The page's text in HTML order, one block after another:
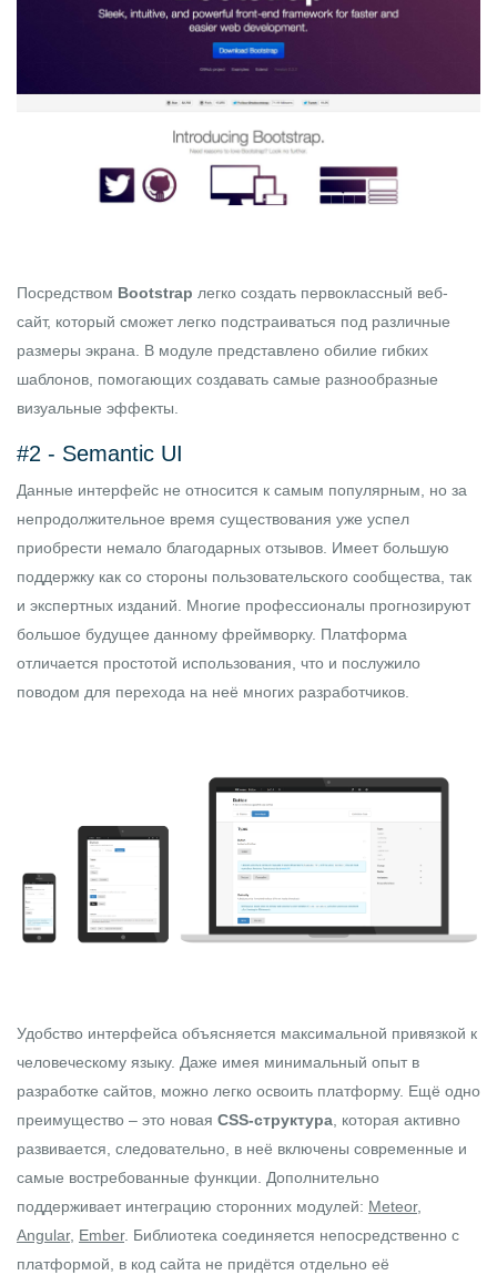
Посредством Bootstrap легко создать первоклассный веб-
сайт, который сможет легко подстраиваться под различные
размеры экрана. В модуле представлено обилие гибких
шаблонов, помогающих создавать самые разнообразные
визуальные эффекты.
#2 - Semantic UI
Данные интерфейс не относится к самым популярным, но за
непродолжительное время существования уже успел
приобрести немало благодарных отзывов. Имеет большую
поддержку как со стороны пользовательского сообщества, так
и экспертных изданий. Многие профессионалы прогнозируют
большое будущее данному фреймворку. Платформа
отличается простотой использования, что и послужило
поводом для перехода на неё многих разработчиков.
Удобство интерфейса объясняется максимальной привязкой к
человеческому языку. Даже имея минимальный опыт в
разработке сайтов, можно легко освоить платформу. Ещё одно
преимущество – это новая CSS-структура, которая активно
развивается, следовательно, в неё включены современные и
самые востребованные функции. Дополнительно
поддерживает интеграцию сторонних модулей: Meteor,
Angular, Ember. Библиотека соединяется непосредственно с
платформой, в код сайта не придётся отдельно её